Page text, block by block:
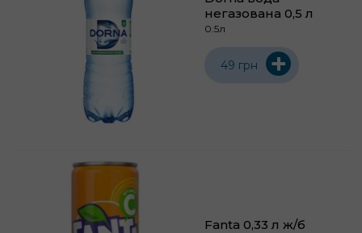
негазована 0,5 л
0.5л
49 грн +
Fanta 0,33 л ж/б